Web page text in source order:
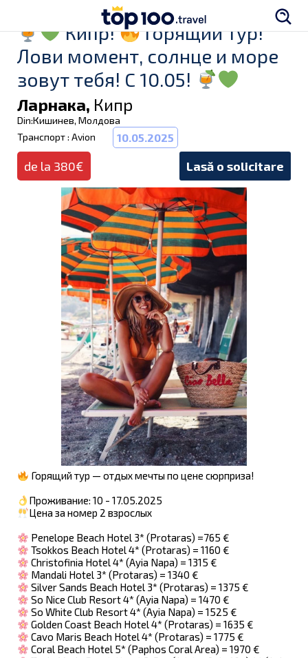
Кипр!
Горящий тур!
Лови момент, солнце и море
зовут тебя! C 10.05!
Ларнака, Кипр
Din:Кишинев, Молдова
Транспорт : Avion
10.05.2025
de la 380€ Lasă o solicitare
Горящий тур — отдых мечты по цене сюрприза!
Проживание: 10 - 17.05.2025
Цена за номер 2 взрослых
Penelope Beach Hotel 3* (Protaras) =765 €
Tsokkos Beach Hotel 4* (Protaras) = 1160 €
Christofinia Hotel 4* (Ayia Napa) = 1315 €
Mandali Hotel 3* (Protaras) = 1340 €
Silver Sands Beach Hotel 3* (Protaras) = 1375 €
So Nice Club Resort 4* (Ayia Napa) = 1470 €
So White Club Resort 4* (Ayia Napa) = 1525 €
Golden Coast Beach Hotel 4* (Protaras) = 1635 €
Cavo Maris Beach Hotel 4* (Protaras) = 1775 €
Coral Beach Hotel 5* (Paphos Coral Area) = 1970 €